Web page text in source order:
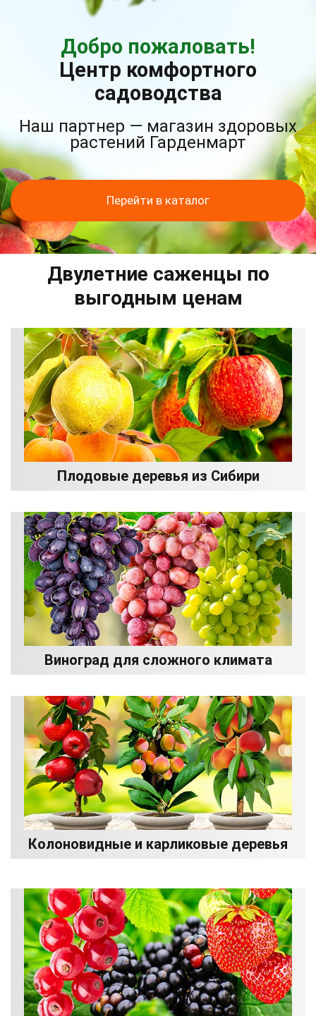
Добро пожаловать!
Центр комфортного
садоводства
Наш партнер — магазин здоровых
растений Гарденмарт
Перейти в каталог
Двулетние саженцы по
выгодным ценам
Плодовые деревья из Сибири
Виноград для сложного климата
Колоновидные и карликовые деревья